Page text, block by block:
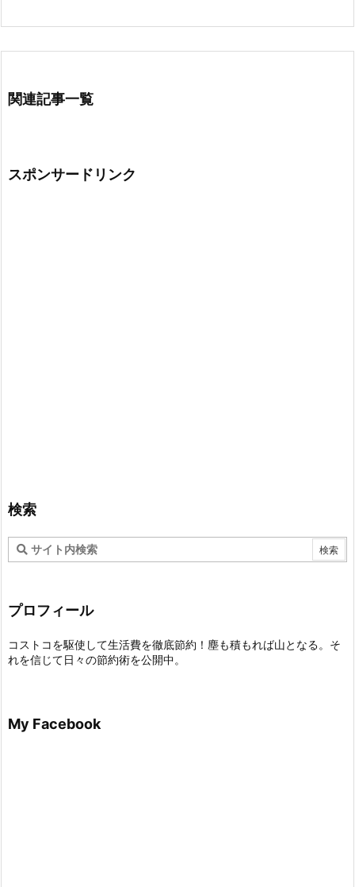
関連記事一覧
スポンサードリンク
検索
プロフィール
コストコを駆使して生活費を徹底節約！塵も積もれば山となる。そ
れを信じて日々の節約術を公開中。
My Facebook